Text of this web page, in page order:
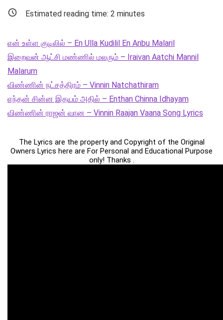
Estimated reading time: 2 minutes
என் உள்ள குடிலில் – En Ulla Kudilil En Anbu Malaril
இறைவன் ஆட்சி மண்ணில் மலரும் – Iraivan Aatchi Mannil
Malarum
விண்ணின் நட்சத்திரம் – Vinnin Natchathiram
எந்தன் சின்ன இதயம் அதில் – Enthan Chinna Idhayam
விண்ணின் ராஜன் வான – Vinnin Raajan Vaana Song Lyrics
The Lyrics are the property and Copyright of the Original
Owners Lyrics here are For Personal and Educational Purpose
only! Thanks .